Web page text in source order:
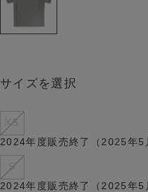
サイズを選択
XS
2024年度販売終了（2025年5
S
2024年度販売終了（2025年5